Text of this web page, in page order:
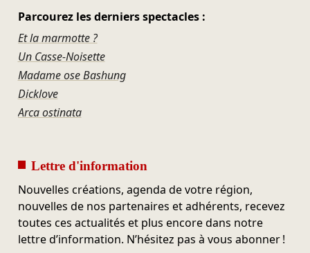
Parcourez les derniers spectacles :
Et la marmotte ?
Un Casse-Noisette
Madame ose Bashung
Dicklove
Arca ostinata
Lettre d'information
Nouvelles créations, agenda de votre région,
nouvelles de nos partenaires et adhérents, recevez
toutes ces actualités et plus encore dans notre
lettre d’information. N’hésitez pas à vous abonner !